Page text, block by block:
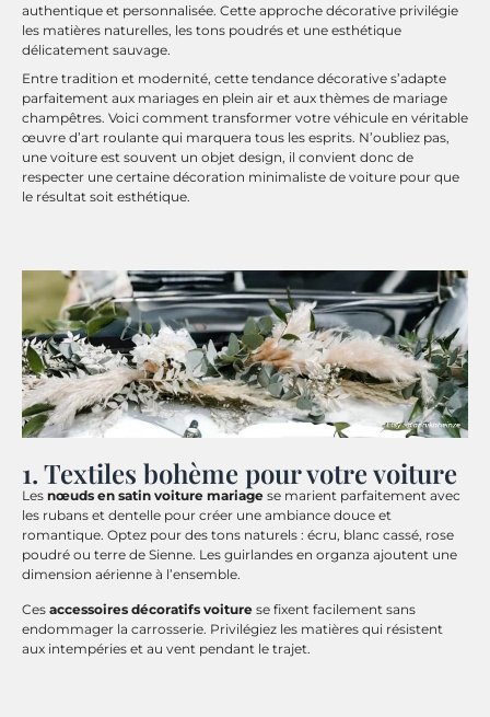
authentique et personnalisée. Cette approche décorative privilégie
les matières naturelles, les tons poudrés et une esthétique
délicatement sauvage.
Entre tradition et modernité, cette tendance décorative s’adapte
parfaitement aux mariages en plein air et aux thèmes de mariage
champêtres. Voici comment transformer votre véhicule en véritable
œuvre d’art roulante qui marquera tous les esprits. N’oubliez pas,
une voiture est souvent un objet design, il convient donc de
respecter une certaine décoration minimaliste de voiture pour que
le résultat soit esthétique.
1. Textiles bohème pour votre voiture
Les nœuds en satin voiture mariage se marient parfaitement avec
les rubans et dentelle pour créer une ambiance douce et
romantique. Optez pour des tons naturels : écru, blanc cassé, rose
poudré ou terre de Sienne. Les guirlandes en organza ajoutent une
dimension aérienne à l’ensemble.
Ces accessoires décoratifs voiture se fixent facilement sans
endommager la carrosserie. Privilégiez les matières qui résistent
aux intempéries et au vent pendant le trajet.